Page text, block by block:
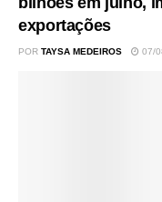
exportações
POR TAYSA MEDEIROS 07/